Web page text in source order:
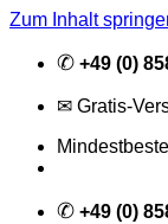
Zum Inhalt
✆ +49 (0)
✉ Gratis-
✆ +49 (0)